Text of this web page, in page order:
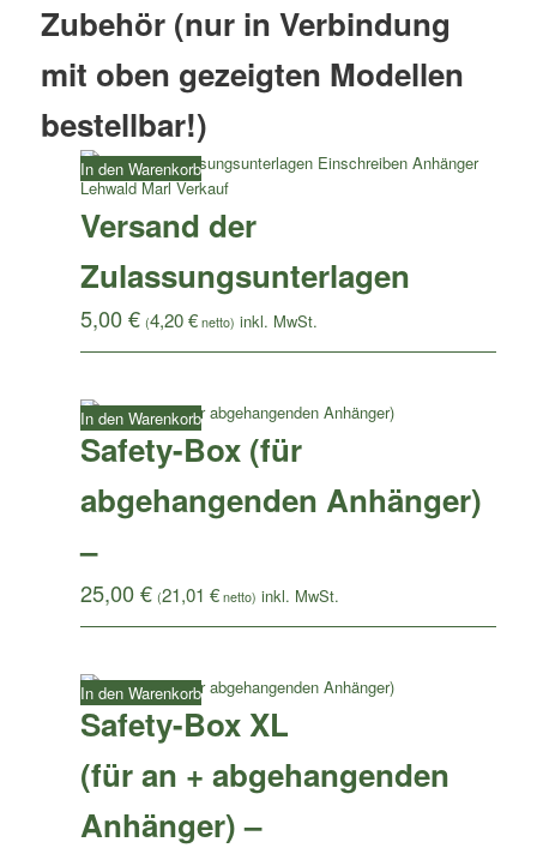
Zubehör (nur in Verbindung
mit oben gezeigten Modellen
bestellbar!)
Versand der
Zulassungsunterlagen
5,00€ (4,20€netto)
In den Warenkorb
Safety-Box (für
abgehangenden Anhänger)
–
25,00€ (21,01 €netto)
In den Warenkorb
Safety-Box XL
(für an + abgehangenden
Anhänger) –
In den Warenkorb